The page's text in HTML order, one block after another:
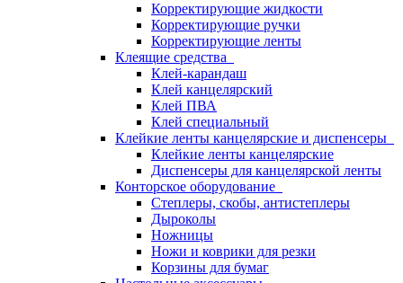
Корректирующие жидкости
Корректирующие ручки
Корректирующие ленты
Клеящие средства
Клей-карандаш
Клей канцелярский
Клей ПВА
Клей специальный
Клейкие ленты канцелярские и диспенсеры
Клейкие ленты канцелярские
Диспенсеры для канцелярской ленты
Конторское оборудование
Степлеры, скобы, антистеплеры
Дыроколы
Ножницы
Ножи и коврики для резки
Корзины для бумаг